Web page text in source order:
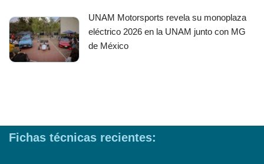
UNAM Motorsports revela su monoplaza
eléctrico 2026 en la UNAM junto con MG
de México
Fichas técnicas recientes: